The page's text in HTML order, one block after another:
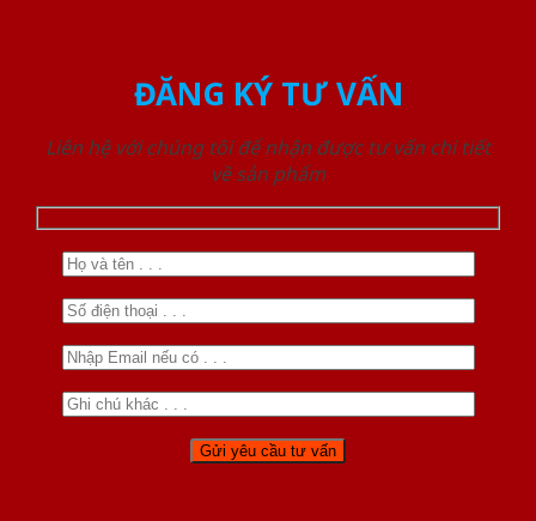
ĐĂNG KÝ TƯ VẤN
Liên hệ với chúng tôi để nhận được tư vấn chi tiết
về sản phẩm